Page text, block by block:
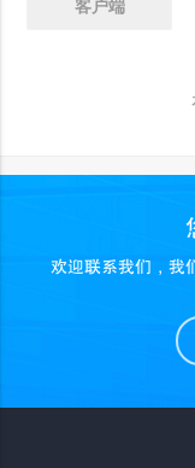
客户端
欢迎联系我们，我